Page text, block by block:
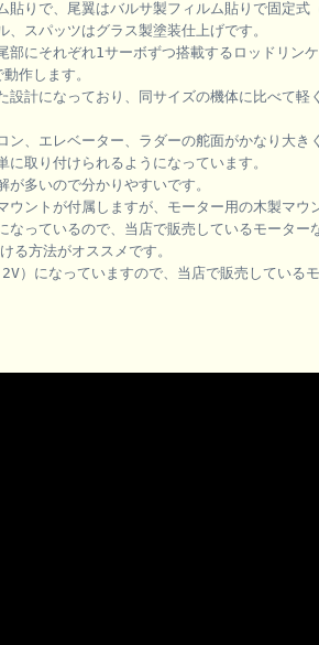
貼りで、尾翼はバルサ製フィルム貼りで固定
スパッツはグラス製塗装仕上げです。
部にそれぞれ1サーボずつ搭載するロッドリン
作します。
設計になっており、同サイズの機体に比べて軽
ン、エレベーター、ラダーの舵面がかなり大
取り付けられるようになっています。
多いので分かりやすいです。
ウントが付属しますが、モーター用の木製マ
なっているので、当店で販売しているモーター
る方法がオススメです。
）になっていますので、当店で販売している